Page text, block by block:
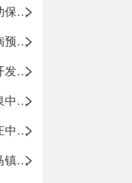
博山区妇幼保健院
博山区疾病预防控制中心
博山经济开发区卫生院
博山区源泉中心卫生院（博山区第二人民医院）
博山区岳庄中心卫生院
博山区石马镇卫生院